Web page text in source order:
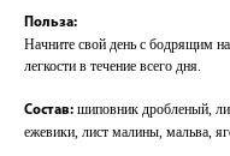
Польза:
Начните свой день с бодрящим
легкости в течение всего дня.
Состав: шиповник дробленый,
ежевики, лист малины, мальва,